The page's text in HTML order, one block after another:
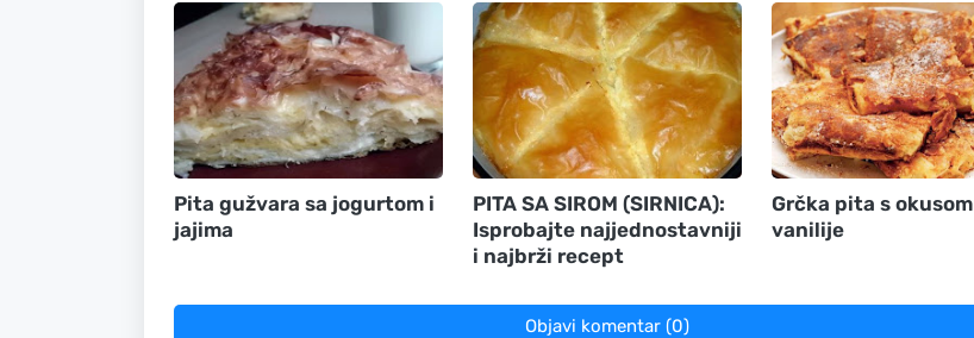
Pita gužvara sa jogurtom i
jajima
PITA SA SIROM (SIRNICA):
Isprobajte najjednostavniji
i najbrži recept
Grčka pita s okusom
vanilije
Objavi komentar (0)